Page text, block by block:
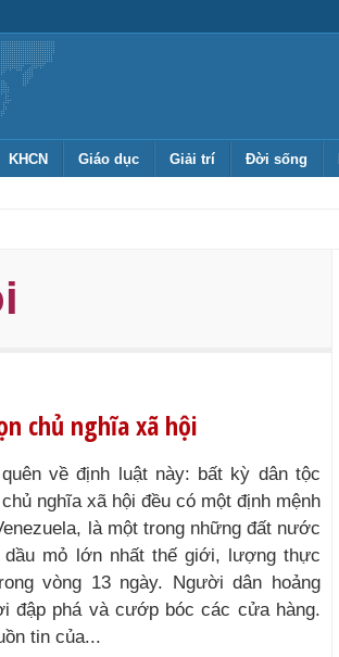
KHCN Giáo dục Giải trí Đời sống
chủ nghĩa xã hội
về định luật này: bất kỳ dân tộc
nghĩa xã hội đều có một định mệnh
là một trong những đất nước
mỏ lớn nhất thế giới, lượng thực
vòng 13 ngày. Người dân hoảng
đập phá và cướp bóc các cửa hàng.
tin của...